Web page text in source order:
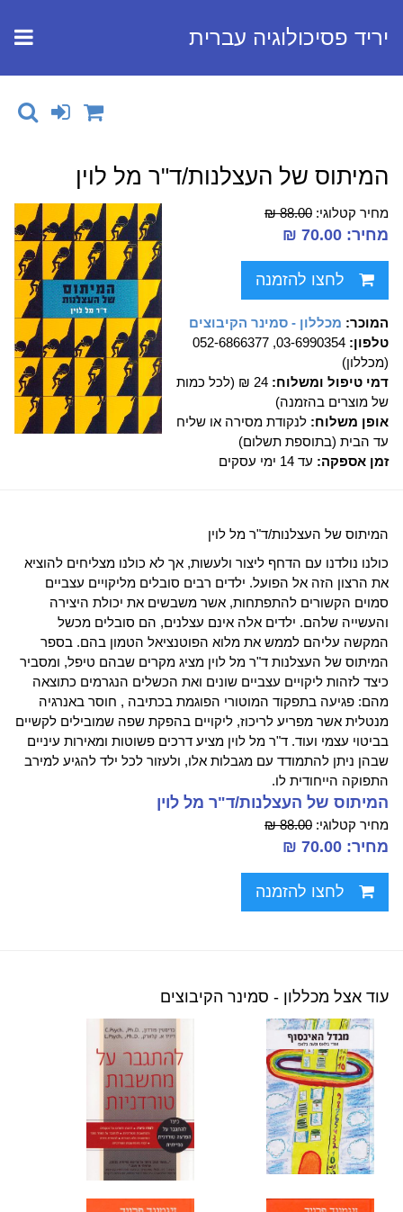
יריד פסיכולוגיה עברית
המיתוס של העצלנות/ד"ר מל לוין
מחיר קטלוגי: 88.00 ₪
מחיר: 70.00 ₪
לחצו להזמנה
המוכר: מכללון - סמינר הקיבוצים
טלפון:
03-6990354, 052-6866377
(מכללון)
דמי טיפול ומשלוח:
24 ₪ (לכל כמות
של מוצרים בהזמנה)
אופן משלוח: לנקודת מסירה או שליח
עד הבית (בתוספת תשלום)
זמן אספקה: עד 14 ימי עסקים
המיתוס של העצלנות/ד"ר מל לוין
כולנו נולדנו עם הדחף ליצור ולעשות, אך לא כולנו מצליחים להוציא
את הרצון הזה אל הפועל. ילדים רבים סובלים מליקויים עצביים
סמוים הקשורים להתפתחות, אשר משבשים את יכולת היצירה
והעשייה שלהם. ילדים אלה אינם עצלנים, הם סובלים מכשל
המקשה עליהם לממש את מלוא הפוטנציאל הטמון בהם. בספר
המיתוס של העצלנות ד"ר מל לוין מציג מקרים שבהם טיפל, ומסביר
כיצד לזהות ליקויים עצביים שונים ואת הכשלים הנגרמים כתוצאה
מהם: פגיעה בתפקוד המוטורי הפוגמת בכתיבה , חוסר באנרגיה
מנטלית אשר מפריע לריכוז, ליקויים בהפקת שפה שמובילים לקשיים
בביטוי עצמי ועוד. ד"ר מל לוין מציע דרכים פשוטות ומאירות עיניים
שבהן ניתן להתמודד עם מגבלות אלו, ולעזור לכל ילד להגיע למירב
התפוקה הייחודית לו.
המיתוס של העצלנות/ד"ר מל לוין
מחיר קטלוגי: 88.00 ₪
מחיר: 70.00 ₪
לחצו להזמנה
עוד אצל מכללון - סמינר הקיבוצים